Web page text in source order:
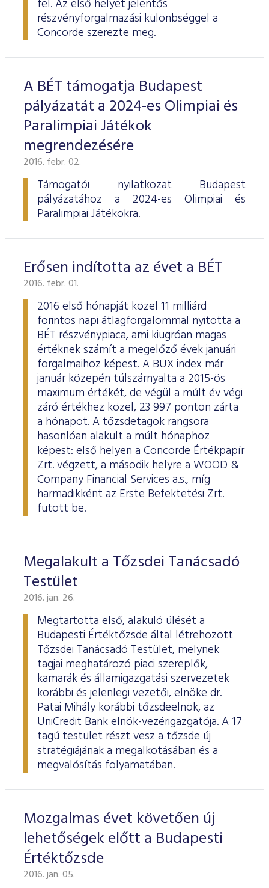
ESG Útmutató
fel. Az első helyet jelentős
részvényforgalmazási különbséggel a
Concorde szerezte meg.
A BÉT támogatja Budapest
pályázatát a 2024-es Olimpiai és
Paralimpiai Játékok
megrendezésére
2016. febr. 02.
Támogatói nyilatkozat Budapest
pályázatához a 2024-es Olimpiai és
Paralimpiai Játékokra.
Erősen indította az évet a BÉT
2016. febr. 01.
2016 első hónapját közel 11 milliárd
forintos napi átlagforgalommal nyitotta a
BÉT részvénypiaca, ami kiugróan magas
értéknek számít a megelőző évek januári
forgalmaihoz képest. A BUX index már
január közepén túlszárnyalta a 2015-ös
maximum értékét, de végül a múlt év végi
záró értékhez közel, 23 997 ponton zárta
a hónapot. A tőzsdetagok rangsora
hasonlóan alakult a múlt hónaphoz
képest: első helyen a Concorde Értékpapír
Zrt. végzett, a második helyre a WOOD &
Company Financial Services a.s., míg
harmadikként az Erste Befektetési Zrt.
futott be.
Megalakult a Tőzsdei Tanácsadó
Testület
2016. jan. 26.
Megtartotta első, alakuló ülését a
Budapesti Értéktőzsde által létrehozott
Tőzsdei Tanácsadó Testület, melynek
tagjai meghatározó piaci szereplők,
kamarák és államigazgatási szervezetek
korábbi és jelenlegi vezetői, elnöke dr.
Patai Mihály korábbi tőzsdeelnök, az
UniCredit Bank elnök-vezérigazgatója. A 17
tagú testület részt vesz a tőzsde új
stratégiájának a megalkotásában és a
megvalósítás folyamatában.
Mozgalmas évet követően új
lehetőségek előtt a Budapesti
Értéktőzsde
2016. jan. 05.